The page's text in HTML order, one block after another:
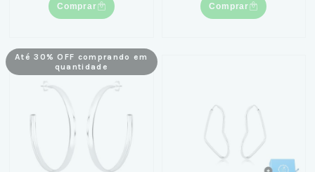
Comprar Comprar
Até 30% OFF comprando em
quantidade